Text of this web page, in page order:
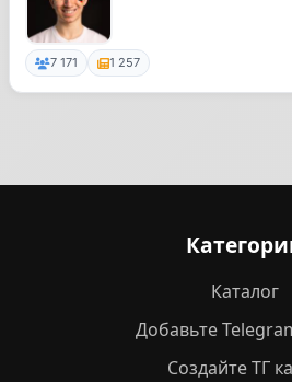
7 171 1 257
Каталог
Добавьте
Создайте ТГ